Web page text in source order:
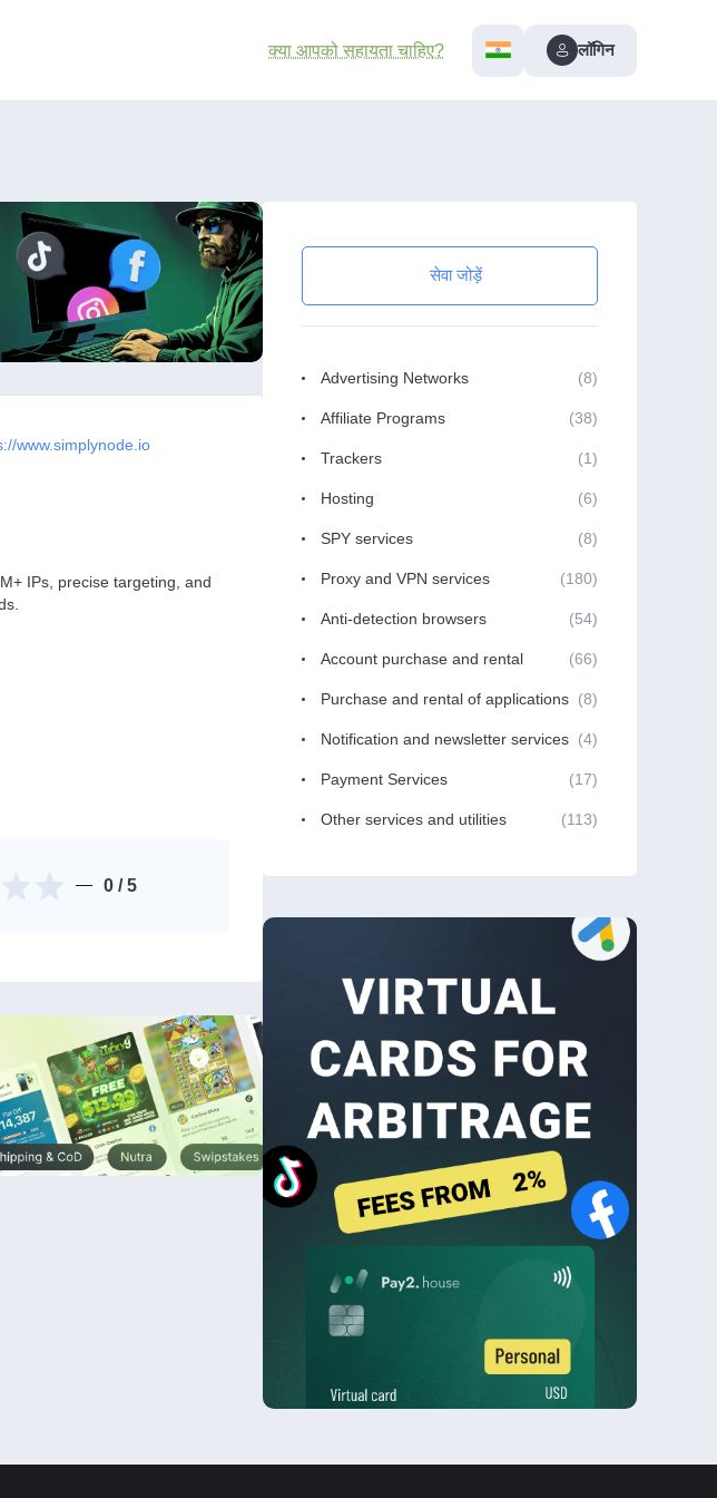
क्या आपको सहायता चाहिए? लॉगिन
www.simplynode.io
IPs, precise targeting, and
0 / 5
सेवा जोड़ें
Advertising Networks (8)
Affiliate Programs (38)
Trackers (1)
Hosting (6)
SPY services (8)
Proxy and VPN services (180)
Anti-detection browsers (54)
Account purchase and rental (66)
Purchase and rental of applications (8)
Notification and newsletter services (4)
Payment Services (17)
Other services and utilities (113)